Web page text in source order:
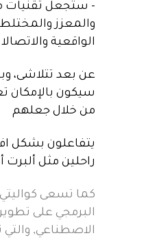
– ستجعل تقنيات
والمعزز والمختلط
الواقعية
سيكون بالإمكان
من خلال جعلهم
يتفاعلون بشكل
راحلين مثل ألبرت
كما تسعى
البرمجي على
الاصطناعي,